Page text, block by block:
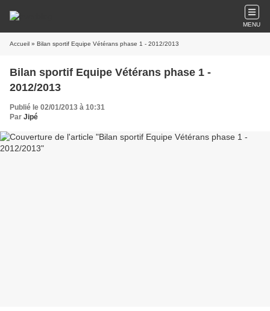
MENU
Accueil » Bilan sportif Equipe Vétérans phase 1 - 2012/2013
Bilan sportif Equipe Vétérans phase 1 -
2012/2013
Publié le 02/01/2013 à 10:31
Par Jipé